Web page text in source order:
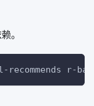
。
r-